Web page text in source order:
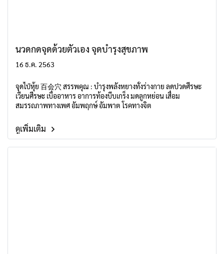
นวดกดจุดด้วยตัวเอง จุดบำรุงสุขภาพ
16 ธ.ค. 2563
จุดไป่หุ้ย 百会穴 สรรพคุณ : บำรุงพลังหยางทั้งร่างกาย ลดปวดศีรษะ
เวียนศีรษะ เบื่ออาหาร อาการท้องบีบเกร็ง มดลูกหย่อน เสื่อม
สมรรถภาพทางเพศ อัมพฤกษ์ อัมพาต โรคทางจิต
ดูเพิ่มเติม